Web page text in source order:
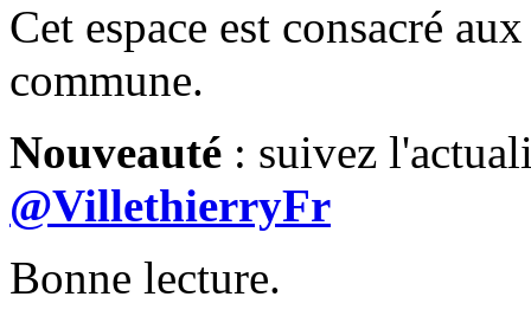
Cet espace est consacré
commune.
Nouveauté : suivez
@VillethierryFr
Bonne lecture.